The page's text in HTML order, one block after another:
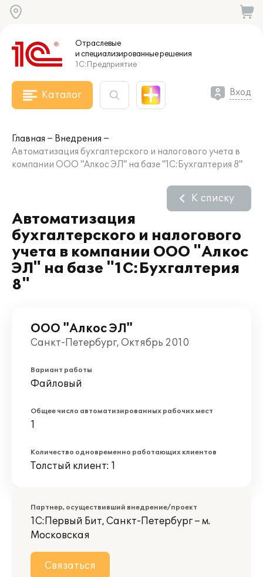
Отраслевые
и специализированныерешения
1С:Предприятие
Каталог Вход
Главная
Внедрения
Автоматизация бухгалтерского и налогового учета в
компании ООО "Алкос ЭЛ" на базе "1С:Бухгалтерия 8"
Автоматизация
бухгалтерского и налогового
учета в компании ООО "Алкос
ЭЛ" на базе "1С:Бухгалтерия
8"
К списку
ООО "Алкос ЭЛ"
Санкт-Петербург, Октябрь 2010
Вариант работы
Файловый
Общее число автоматизированных рабочих мест
1
Количество одновременно работающих клиентов
Толстый клиент: 1
Партнер, осуществивший внедрение/проект
1С:Первый Бит, Санкт-Петербург – м.
Московская
Связаться